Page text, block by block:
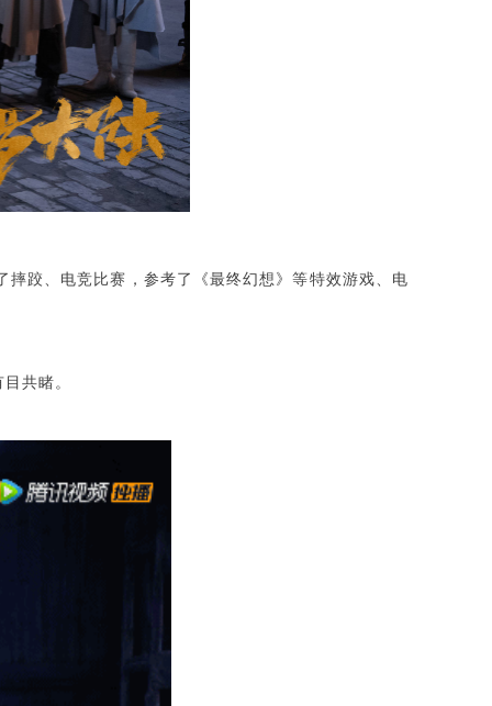
跤、电竞比赛，参考了《最终幻想》等特效游戏、电
共睹。